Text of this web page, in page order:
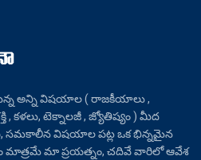
అన్ని విషయాల ( రాజకీయాలు ,
, కళలు, టెక్నాలజీ , జ్యోతిష్యం ) మీద
సమకాలీన విషయాల పట్ల ఒక భిన్నమైన
మాత్రమే మా ప్రయత్నం, చదివే వారిలో ఆవేశ